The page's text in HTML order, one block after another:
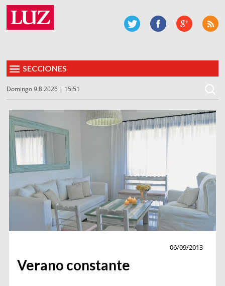
SECCIONES
Domingo 9.8.2026 | 15:51
06/09/2013
Verano constante